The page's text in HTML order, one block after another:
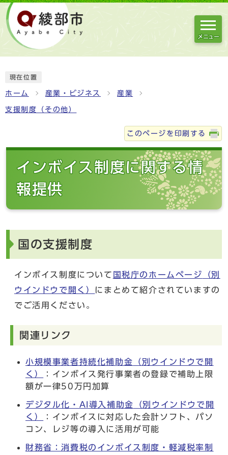
メニュー
現在位置
ホーム 産業・ビジネス 産業
支援制度（その他）
このページを印刷する
インボイス制度に関する情
報提供
国の支援制度
インボイス制度について 国税庁のホームページ
（別
ウインドウで開く） にまとめて紹介されていますの
でご活用ください。
関連リンク
小規模事業者持続化補助金 （別ウインドウで開
く）
：インボイス発行事業者の登録で補助上限
額が一律50万円加算
デジタル化・AI導入補助金
（別ウインドウで開
く）
：インボイスに対応した会計ソフト、パソ
コン、レジ等の導入に活用が可能
財務省：消費税のインボイス制度・軽減税率制